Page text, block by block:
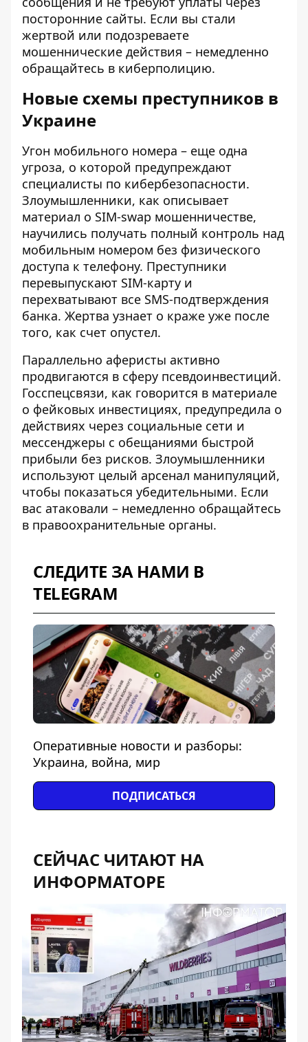
посторонние сайты. Если вы стали
жертвой или подозреваете
мошеннические действия – немедленно
обращайтесь в киберполицию.
Новые схемы преступников в
Украине
Угон мобильного номера – еще одна
угроза, о которой предупреждают
специалисты по кибербезопасности.
Злоумышленники, как описывает
материал о SIM-swap мошенничестве,
научились получать полный контроль над
мобильным номером без физического
доступа к телефону. Преступники
перевыпускают SIM-карту и
перехватывают все SMS-подтверждения
банка. Жертва узнает о краже уже после
того, как счет опустел.
Параллельно аферисты активно
продвигаются в сферу псевдоинвестиций.
Госспецсвязи, как говорится в материале
о фейковых инвестициях, предупредила о
действиях через социальные сети и
мессенджеры с обещаниями быстрой
прибыли без рисков. Злоумышленники
используют целый арсенал манипуляций,
чтобы показаться убедительными. Если
вас атаковали – немедленно обращайтесь
в правоохранительные органы.
СЛЕДИТЕ ЗА НАМИ В
TELEGRAM
Оперативные новости и разборы:
Украина, война, мир
ПОДПИСАТЬСЯ
СЕЙЧАС ЧИТАЮТ НА
ИНФОРМАТОРЕ